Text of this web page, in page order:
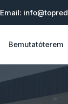
Email:
Bemutatóterem